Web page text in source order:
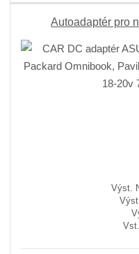
Autoadaptér pro
Výst.